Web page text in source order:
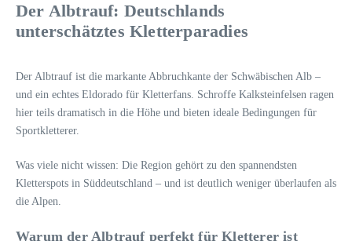
Der Albtrauf: Deutschlands
unterschätztes Kletterparadies
Der Albtrauf ist die markante Abbruchkante der Schwäbischen Alb –
und ein echtes Eldorado für Kletterfans. Schroffe Kalksteinfelsen ragen
hier teils dramatisch in die Höhe und bieten ideale Bedingungen für
Sportkletterer.
Was viele nicht wissen: Die Region gehört zu den spannendsten
Kletterspots in Süddeutschland – und ist deutlich weniger überlaufen als
die Alpen.
Warum der Albtrauf perfekt für Kletterer ist